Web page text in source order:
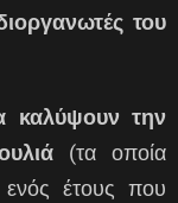
του
καλύψουν την
(τα οποία
ενός έτους που